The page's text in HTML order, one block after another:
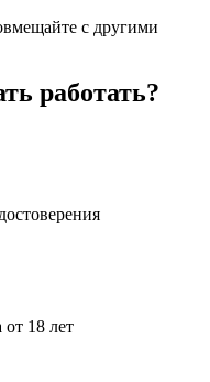
с другими
работать?
18 лет